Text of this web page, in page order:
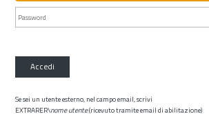
Accedi
Se sei un utente esterno, nel campo email, scrivi
EXTRARER\nome utente(ricevuto tramite email di abilitazione)